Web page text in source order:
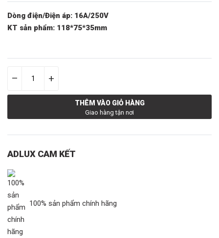
Dòng điện/Điện áp: 16A/250V
KT sản phẩm: 118*75*35mm
– +
THÊM VÀO GIỎ HÀNG
Giao hàng tận nơi
ADLUX CAM KẾT
100% sản phẩm chính hãng